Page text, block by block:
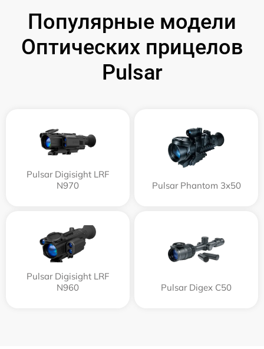
Популярные модели
Оптических прицелов
Pulsar
Pulsar Digisight LRF
N970
Pulsar Phantom 3x50
Pulsar Digisight LRF
N960
Pulsar Digex C50